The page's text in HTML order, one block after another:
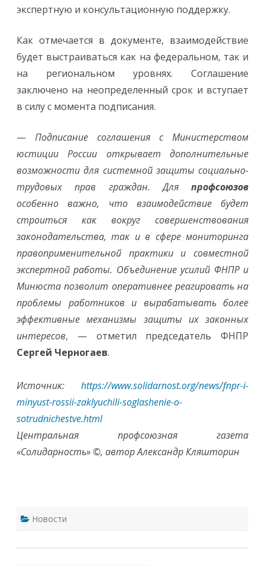
экспертную и консультационную поддержку.
Как отмечается в документе, взаимодействие
будет выстраиваться как на федеральном, так и
на региональном уровнях. Соглашение
заключено на неопределенный срок и вступает
в силу с момента подписания.
— Подписание соглашения с Министерством
юстиции России открывает дополнительные
возможности для системной защиты социально-
трудовых прав граждан. Для профсоюзов
особенно важно, что взаимодействие будет
строиться как вокруг совершенствования
законодательства, так и в сфере мониторинга
правоприменительной практики и совместной
экспертной работы. Объединение усилий ФНПР и
Минюста позволит оперативнее реагировать на
проблемы работников и вырабатывать более
эффективные механизмы защиты их законных
интересов, — отметил председатель ФНПР
Сергей Черногаев.
Источник: https://www.solidarnost.org/news/fnpr-i-
minyust-rossii-zaklyuchili-soglashenie-o-
sotrudnichestve.html
Центральная профсоюзная газета
«Солидарность» ©, автор Александр Кляшторин
Новости